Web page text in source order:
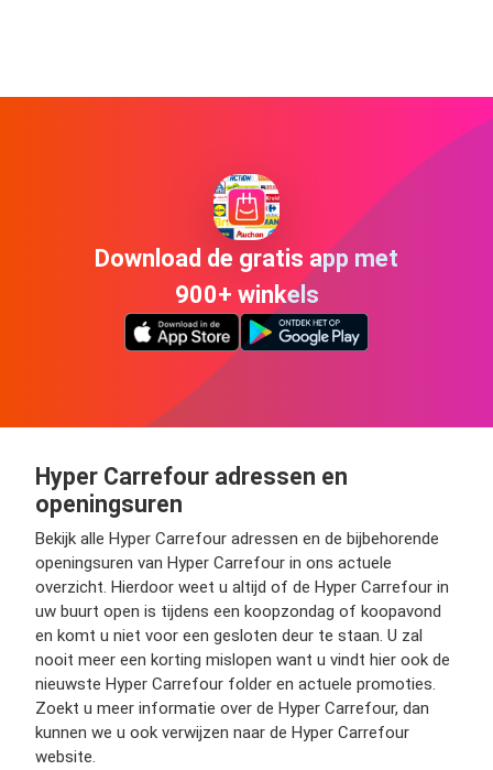
Download de gratis app met
900+ winkels
Hyper Carrefour adressen en
openingsuren
Bekijk alle Hyper Carrefour adressen en de bijbehorende
openingsuren van Hyper Carrefour in ons actuele
overzicht. Hierdoor weet u altijd of de Hyper Carrefour in
uw buurt open is tijdens een koopzondag of koopavond
en komt u niet voor een gesloten deur te staan. U zal
nooit meer een korting mislopen want u vindt hier ook de
nieuwste Hyper Carrefour folder en actuele promoties.
Zoekt u meer informatie over de Hyper Carrefour, dan
kunnen we u ook verwijzen naar de Hyper Carrefour
website.